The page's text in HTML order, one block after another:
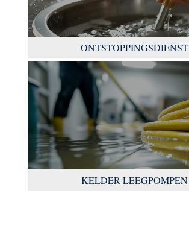
ONTSTOPPINGSDIENST
KELDER LEEGPOMPEN